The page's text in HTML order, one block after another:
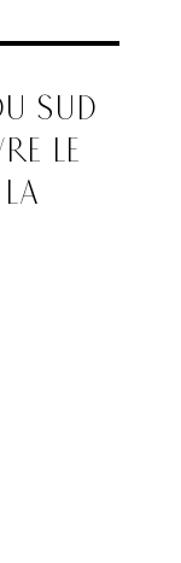
SUD
LE